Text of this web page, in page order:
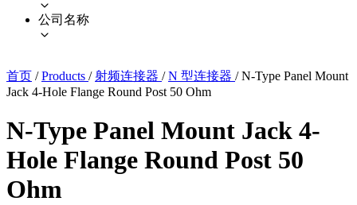
公司名称
首页 / Products / 射频连接器 / N 型连接器 / N-Type Panel Mount
Jack 4-Hole Flange Round Post 50 Ohm
N-Type Panel Mount Jack 4-
Hole Flange Round Post 50
Ohm